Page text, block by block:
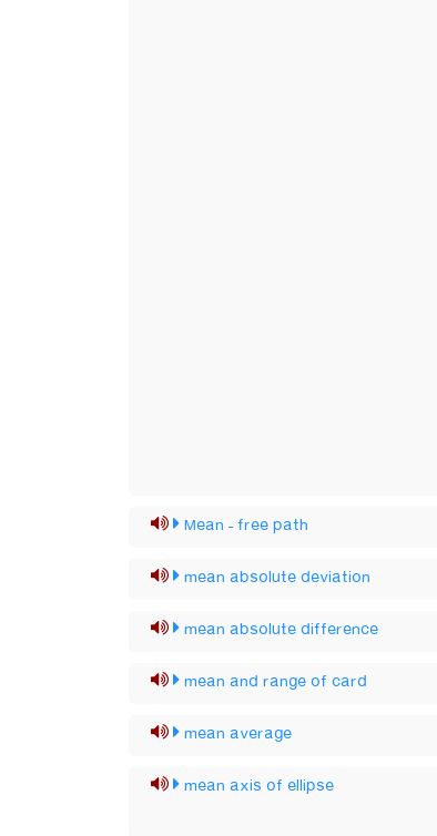
Mean – free path
mean absolute deviation
mean absolute difference
mean and range of card
mean average
mean axis of ellipse